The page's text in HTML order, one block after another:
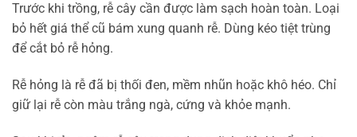
Trước khi trồng, rễ cây cần được làm sạch hoàn toàn. Loại
bỏ hết giá thể cũ bám xung quanh rễ. Dùng kéo tiệt trùng
để cắt bỏ rễ hỏng.
Rễ hỏng là rễ đã bị thối đen, mềm nhũn hoặc khô héo. Chỉ
giữ lại rễ còn màu trắng ngà, cứng và khỏe mạnh.